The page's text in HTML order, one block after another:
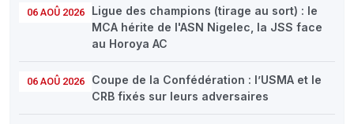
06 AOÛ 2026
Ligue des champions (tirage au sort) : le
MCA hérite de l'ASN Nigelec, la JSS face
au Horoya AC
06 AOÛ 2026
Coupe de la Confédération : l’USMA et le
CRB fixés sur leurs adversaires